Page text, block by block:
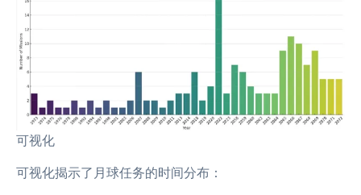
可视化
可视化揭示了月球任务的时间分布：